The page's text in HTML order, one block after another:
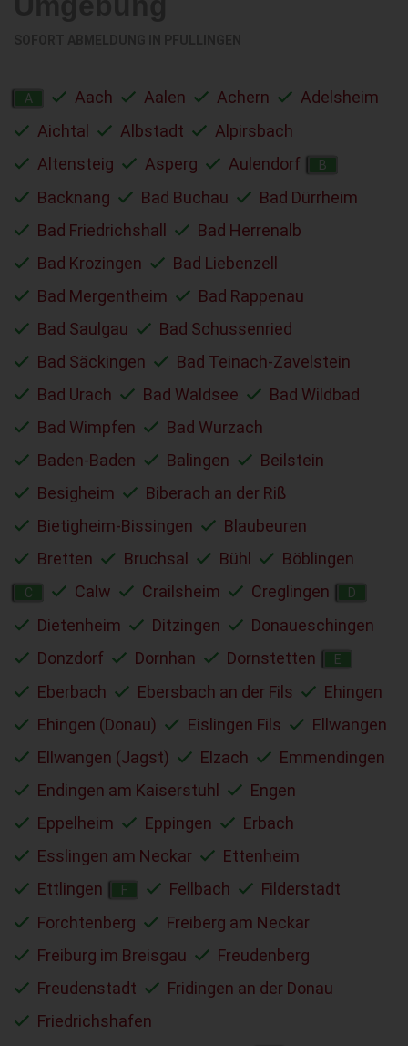
A Aach Aalen Achern
Adelsheim
Aichtal
Albstadt
Alpirsbach
Altensteig
Asperg Aulendorf B
Backnang Bad Buchau
Bad Dürrheim
Bad Friedrichshall
Bad Herrenalb
Bad Krozingen
Bad Liebenzell
Bad Mergentheim
Bad Rappenau
Bad Saulgau
Bad Schussenried
Bad Säckingen
Bad Teinach-Zavelstein
Bad Urach
Bad Waldsee
Bad Wildbad
Bad Wimpfen
Bad Wurzach
Baden-Baden
Balingen
Beilstein
Besigheim
Biberach an der Riß
Bietigheim-Bissingen
Blaubeuren
Bretten
Bruchsal Bühl Böblingen
C Calw Crailsheim Creglingen D
Dietenheim Ditzingen
Donaueschingen
Donzdorf
Dornhan Dornstetten E
Eberbach Ebersbach an der Fils
Ehingen
Ehingen (Donau)
Eislingen Fils
Ellwangen
Ellwangen (Jagst)
Elzach
Emmendingen
Endingen am Kaiserstuhl
Engen
Eppelheim
Eppingen
Erbach
Esslingen am Neckar
Ettenheim
Ettlingen
F Fellbach
Filderstadt
Forchtenberg
Freiberg am Neckar
Freiburg im Breisgau
Freudenberg
Freudenstadt
Fridingen an der Donau
Friedrichshafen